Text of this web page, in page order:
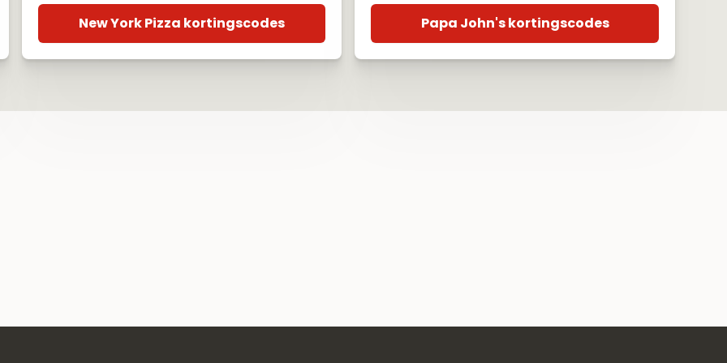
New York Pizza kortingscodes Papa John's kortingscodes